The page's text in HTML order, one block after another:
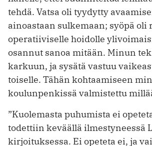
tehdä. Vatsa oli tyydytty
ainoastaan sulkemaan; syöpä oli
operatiiviselle hoidolle
osannut sanoa mitään. Minun
karkuun, ja sysätä vastuu
toiselle. Tähän kohtaamiseen
koulunpenkissä valmistettu
”Kuolemasta puhumista ei
todettiin keväällä ilmestyneessä
kirjoituksessa. Ei opeteta ei, ja